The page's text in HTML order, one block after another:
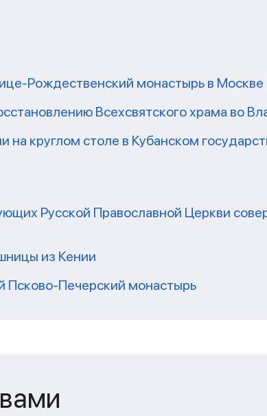
Рождественский монастырь в Москве
Всехсвятского храма во
круглом столе в Кубанском
Русской Православной Церкви
из Кении
Псково-Печерский монастырь